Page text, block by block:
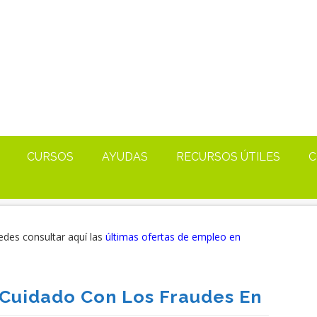
CURSOS AYUDAS RECURSOS ÚTILES
consultar aquí las últimas ofertas de empleo en
Con Los Fraudes En